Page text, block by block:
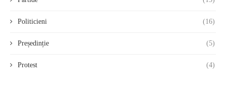
Politicieni (16)
Președinție (5)
Protest (4)